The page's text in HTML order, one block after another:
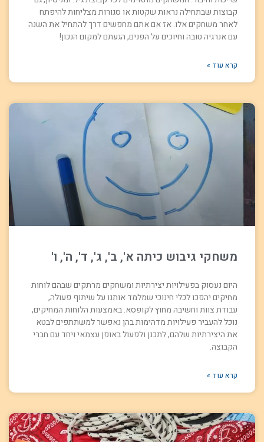
קבוצות שבתחילה נראות שקטות או סגורות מצליחות להיפתח
לאחר משחקים אלו. אז אם אתם מחפשים דרך להתחיל את השנה
עם אנרגיה טובה וחיוכים על הפנים, הגעתם למקום הנכון!
קרא עוד »
משחקי גיבוש כיתה א', ב', ג', ד', ה', ו'
היום נעסוק בפעילויות יצירתיות ומשחקים מרתקים שבהם לוחות
מחיקים יהפכו לכלי חינוכי שמלמד אותנו על שיתוף פעולה,
עבודת צוות וחשיבה מחוץ לקופסא. באמצעות הלוחות המחיקים,
נוכל להעביר פעילויות מדהימות בהן נאפשר למשתתפים לבטא
את היצירתיות שלהם, לתכנן ולפעול באופן עצמאי ויחד עם חברי
הקבוצה.
קרא עוד »